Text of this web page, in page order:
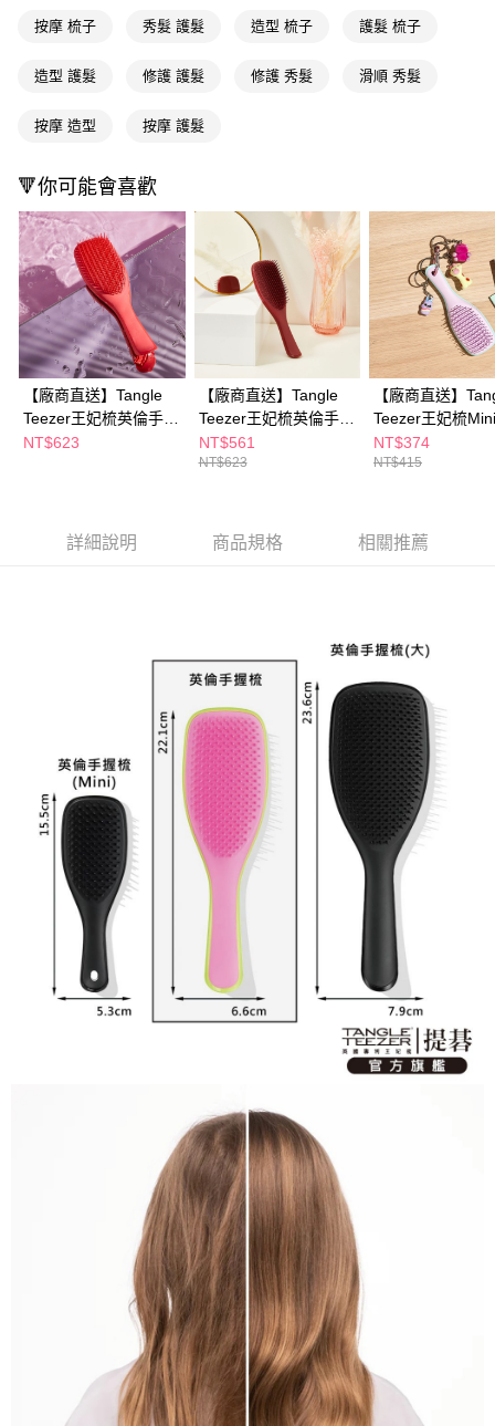
後付繳納相關費用。
是否繳費成功／繳費後需取消欲退款等相關疑問，請聯繫「AFTEE先享後付
【注意事項】
權轉讓予恩沛科技股份有限公司。
２．關於個人資料處理事宜，請瀏覽以下網址：
https://aftee.tw/terms/#terms3
３．未成年的使用者請事先徵得法定代理人或監護人之同意方可使用
「AFTEE先享後付」，若未經同意申辦者引起之損失，本公司不負相關責
任。
４．使用「AFTEE先享後付」時，將依據個別帳號之用戶狀況，依本公司即
時審查核予不同之上限額度；若仍有額度不足之情形，本公司將視審查結果
請求用戶進行身份認證。
５．嚴禁一人註冊多個帳號或使用他人資訊註冊。若發現惡意使用之情形，
恩沛科技股份有限公司將有權停止該用戶之使用額度並採取法律行動。
按摩 梳子 秀髮 護髮 造型 梳子 護髮 梳子
造型 護髮 修護 護髮 修護 秀髮 滑順 秀髮
按摩 造型 按摩 護髮
🔻你可能會喜歡
【廠商直送】Tangle
Teezer王妃梳英倫手握
梳-柚紅
NT$623
【廠商直送】Tangle
Teezer王妃梳英倫手握
梳(中)-胭紅色
NT$561
NT$623
【廠商直送】
Teezer王妃梳
手握梳-薄荷紫
NT$374
NT$415
詳細說明 商品規格 相關推薦